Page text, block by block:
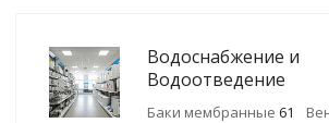
Водоснабжение и
Водоотведение
Баки мембранные 61